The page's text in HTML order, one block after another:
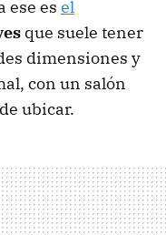
ese es el
que suele tener
dimensiones y
con un salón
ubicar.